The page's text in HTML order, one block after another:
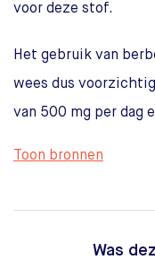
voor deze stof.
Het gebruik van
wees dus
van 500 mg per dag
Toon bronnen
Was